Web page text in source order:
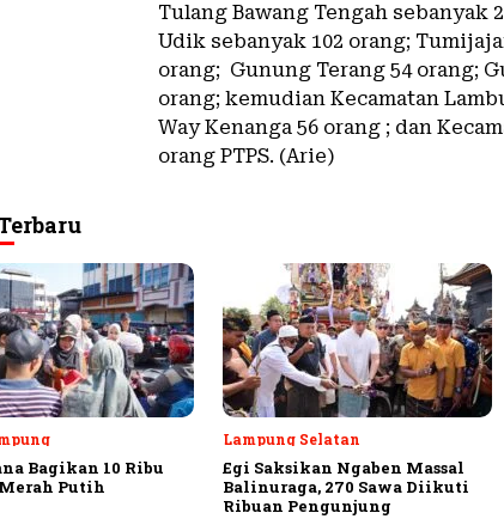
Tulang Bawang Tengah sebanyak
Udik sebanyak 102 orang;
orang; Gunung Terang 54 orang;
orang; kemudian Kecamatan
Way Kenanga 56 orang ; dan
orang PTPS. (Arie)
Bagikan 10 Ribu
Putih
Lampung Selatan
Egi Saksikan Ngaben Massal
Balinuraga, 270 Sawa Diikuti
Ribuan Pengunjung